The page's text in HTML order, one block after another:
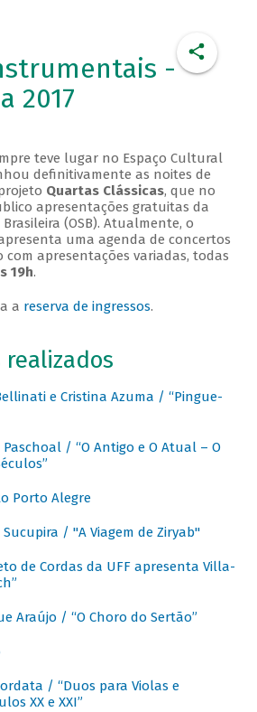
-
2017
teve lugar no Espaço Cultural
definitivamente as noites de
Quartas Clássicas, que no
apresentações gratuitas da
(OSB). Atualmente, o
uma agenda de concertos
com apresentações variadas, todas
19h.
a reserva de ingressos.
realizados
e Cristina Azuma / “Pingue-
Paschoal / “O Antigo e O Atual – O
Porto Alegre
/ "A Viagem de Ziryab"
de Cordas da UFF apresenta Villa-
Araújo / “O Choro do Sertão”
/ “Duos para Violas e
XX e XXI”